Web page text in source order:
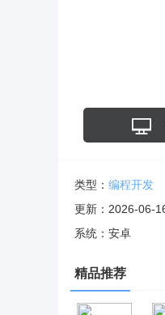
类型： 编程开发
系统：安卓
精品推荐